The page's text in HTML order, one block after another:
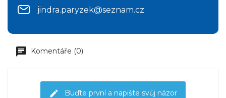
jindra.paryzek@seznam.cz
Komentáře (0)
Buďte první a napište svůj názor